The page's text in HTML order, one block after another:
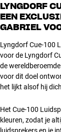
LYNGDORF
EEN
GABRIEL
Lyngdorf Cue-100
voor de Lyngdorf
de
voor dit doel
het lijkt alsof hij
Het Cue-100
kleuren, zodat je
luidsprekers en je